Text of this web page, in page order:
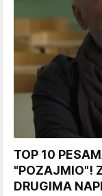
TOP 10
"POZAJMIO"!
DRUGIMA